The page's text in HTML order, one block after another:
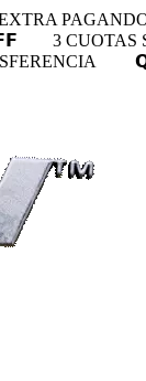
3 CUOTAS